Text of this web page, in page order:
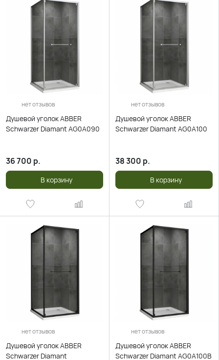
нет отзывов
Душевой уголок ABBER
Schwarzer Diamant AG0A090
36 700 р.
В корзину
нет отзывов
Душевой уголок ABBER
Schwarzer Diamant AG0A100
38 300 р.
В корзину
нет отзывов
Душевой уголок ABBER
Schwarzer Diamant
нет отзывов
Душевой уголок ABBER
Schwarzer Diamant AG0A100B